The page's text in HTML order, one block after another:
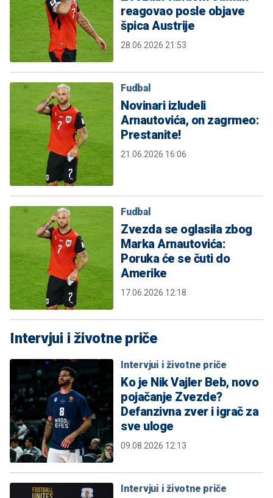
reagovao posle objave
špica Austrije
28.06.2026 21:53
Fudbal
Novinari izludeli
Arnautovića, on zagrmeo:
Prestanite!
21.06.2026 16:06
Fudbal
Zvezda se oglasila zbog
Marka Arnautovića:
Poruka će se čuti do
Amerike
17.06.2026 12:18
Intervjui i životne priče
Intervjui i životne priče
Ko je Nik Vajler Beb, novo
pojačanje Zvezde?
Defanzivna zver i igrač za
sve uloge
09.08.2026 12:13
Intervjui i životne priče